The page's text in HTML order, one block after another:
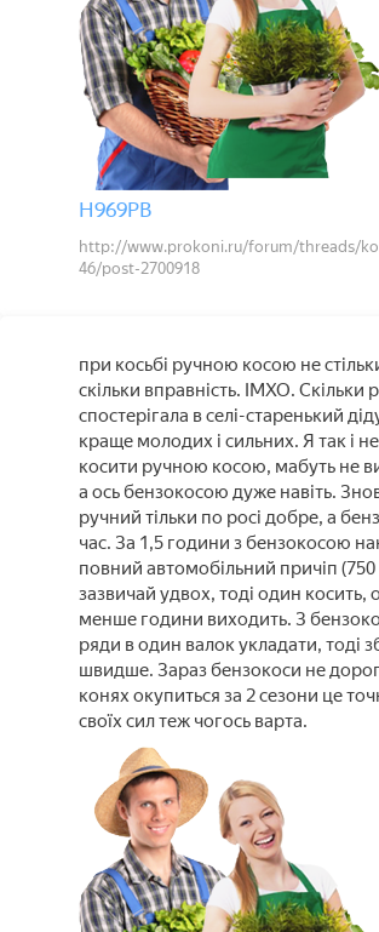
Н969РВ
http://www.prokoni.ru/forum/threads/
46/post-2700918
при косьбі ручною косою не
скільки вправність. ІМХО. Скільки
спостерігала в селі-старенький
краще молодих і сильних. Я так і
косити ручною косою, мабуть не
а ось бензокосою дуже навіть.
ручний тільки по росі добре, а
час. За 1,5 години з бензокосою
повний автомобільний причіп
зазвичай удвох, тоді один косить,
менше години виходить. З
ряди в один валок укладати, тоді
швидше. Зараз бензокоси не
конях окупиться за 2 сезони це
своїх сил теж чогось варта.